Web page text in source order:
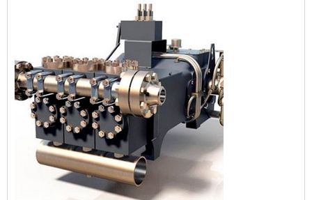
BAR de pressão de saída
hidráulica.INFORMAÇÕES ADICIONAIS
SOBRE O PRODUT...